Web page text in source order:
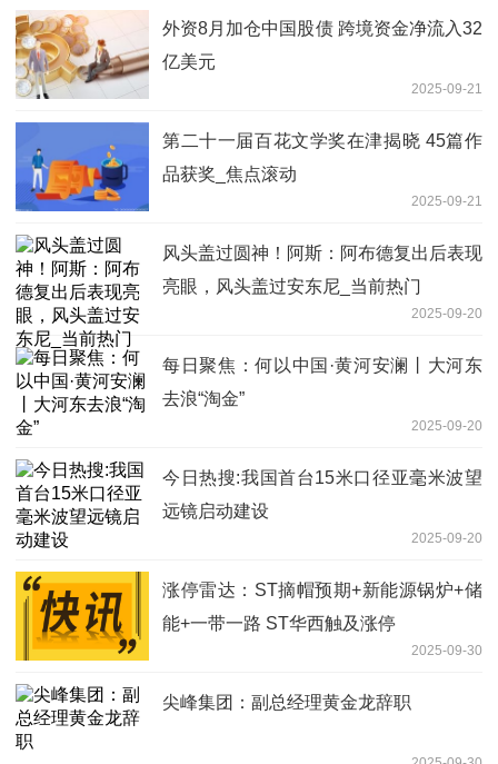
外资8月加仓中国股债 跨境资金净流入32
亿美元
2025-09-21
第二十一届百花文学奖在津揭晓 45篇作
品获奖_焦点滚动
2025-09-21
风头盖过圆神！阿斯：阿布德复出后表现
亮眼，风头盖过安东尼_当前热门
2025-09-20
每日聚焦：何以中国·黄河安澜丨大河东
去浪“淘金”
2025-09-20
今日热搜:我国首台15米口径亚毫米波望
远镜启动建设
2025-09-20
涨停雷达：ST摘帽预期+新能源锅炉+储
能+一带一路 ST华西触及涨停
2025-09-30
尖峰集团：副总经理黄金龙辞职